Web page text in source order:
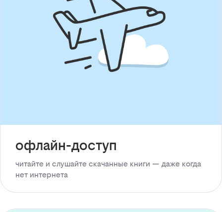
офлайн-доступ
читайте и слушайте скачанные книги — даже когда
нет интернета